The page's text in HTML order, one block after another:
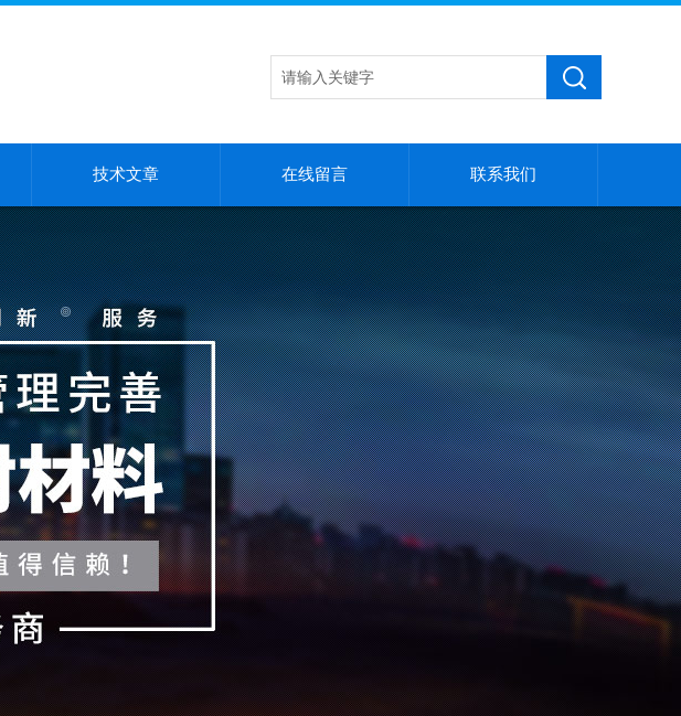
技术文章 在线留言 联系我们